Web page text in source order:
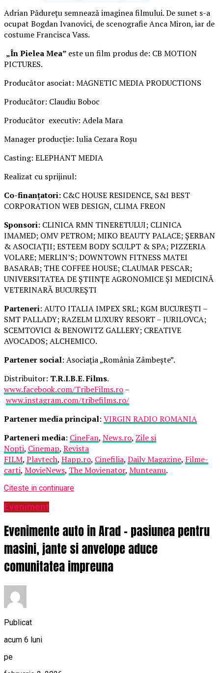
Adrian Pădurețu semnează imaginea filmului. De sunet s-a
ocupat Bogdan Ivanovici, de scenografie Anca Miron, iar de
costume Francisca Vass.
„În Pielea Mea” este un film produs de: CB MOTION
PICTURES.
Producător asociat: MAGNETIC MEDIA PRODUCTIONS
Producător: Claudiu Boboc
Producător executiv: Adela Mara
Manager producție: Iulia Cezara Roșu
Casting: ELEPHANT MEDIA
Realizat cu sprijinul:
Co-finanțatori: C&C HOUSE RESIDENCE, S&I BEST
CORPORATION WEB DESIGN, CLIMA FREON
Sponsori: CLINICA RMN TINERETULUI; CLINICA
IMAMED; OMV PETROM; MIKO BEAUTY PALACE; ȘERBAN
& ASOCIAȚII; ESTEEM BODY SCULPT & SPA; PIZZERIA
VOLARE; MERLIN’S; DOWNTOWN FITNESS MATEI
BASARAB; THE COFFEE HOUSE; CLAUMAR PESCAR;
UNIVERSITATEA DE ȘTIINȚE AGRONOMICE ȘI MEDICINĂ
VETERINARĂ BUCUREȘTI
Parteneri: AUTO ITALIA IMPEX SRL; KGM BUCUREȘTI –
SMT PALLADY; RAZELM LUXURY RESORT – JURILOVCA;
SCEMTOVICI & BENOWITZ GALLERY; CREATIVE
AVOCADOS; ALCHEMICO.
Partener social: Asociația „România Zâmbește”.
Distribuitor: T.R.I.B.E. Films.
www.facebook.com/TribeFilms.ro–
www.instagram.com/tribefilms.ro/
Partener media principal: VIRGIN RADIO ROMANIA
Parteneri media: CineFan, News.ro, Zile și
Nopți, Cinemap, Revista
FILM, Playtech, Happ.ro, Cinefilia, Daily Magazine, Filme-
carti, MovieNews, The Movienator, Munteanu.
Citeste in continuare
Eveniment
Evenimente auto in Arad – pasiunea pentru
masini, jante si anvelope aduce
comunitatea impreuna
Publicat
acum 6 luni
pe